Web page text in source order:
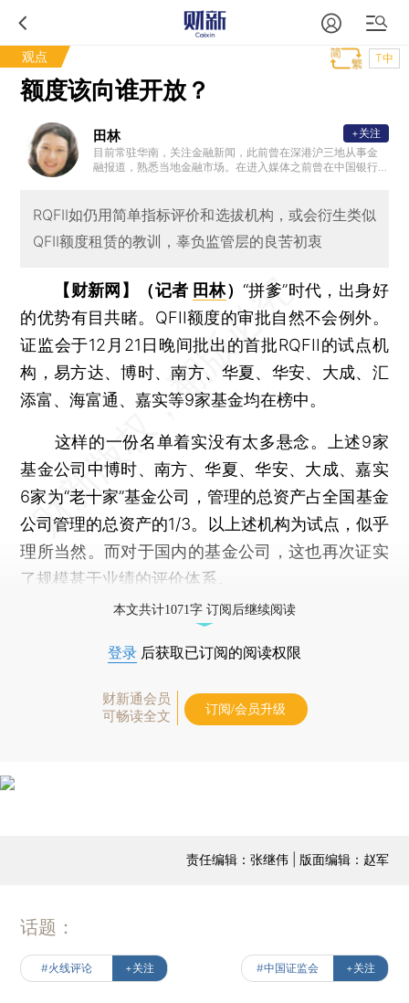
观点 T中
额度该向谁开放？
田林
目前常驻华南，关注金融新闻，此前曾在深港沪三地从事金
融报道，熟悉当地金融市场。在进入媒体之前曾在中国银行
+关注
RQFII如仍用简单指标评价和选拔机构，或会衍生类似
QFII额度租赁的教训，辜负监管层的良苦初衷
【财新网】（记者 田林）“拼爹”时代，出身好
的优势有目共睹。QFII额度的审批自然不会例外。
证监会于12月21日晚间批出的首批RQFII的试点机
构，易方达、博时、南方、华夏、华安、大成、汇
添富、海富通、嘉实等9家基金均在榜中。
这样的一份名单着实没有太多悬念。上述9家
基金公司中博时、南方、华夏、华安、大成、嘉实
6家为“老十家”基金公司，管理的总资产占全国基金
公司管理的总资产的1/3。以上述机构为试点，似乎
理所当然。而对于国内的基金公司，这也再次证实
了规模甚于业绩的评价体系。
本文共计1071字 订阅后继续阅读
登录 后获取已订阅的阅读权限
财新通会员
可畅读全文
订阅/会员升级
责任编辑：张继伟 | 版面编辑：赵军
话题：
#火线评论 +关注 #中国证监会 +关注